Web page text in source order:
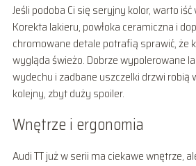
Jeśli podoba Ci się seryjny kolor, warto
Korekta lakieru, powłoka ceramiczna i
chromowane detale potrafią sprawić, że
wygląda świeżo. Dobrze wypolerowane
wydechu i zadbane uszczelki drzwi robią
kolejny, zbyt duży spoiler.
Wnętrze i ergonomia
Audi TT już w serii ma ciekawe wnętrze,